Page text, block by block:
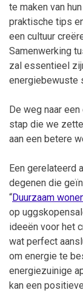
te maken van
praktische tips
een cultuur
Samenwerking
zal essentieel
energiebewuste
De weg naar
stap die we
aan een betere
Een gerelateerd
degenen die
“Duurzaam
op
ideeën voor het
wat perfect
om energie te
energiezuinige
kan een